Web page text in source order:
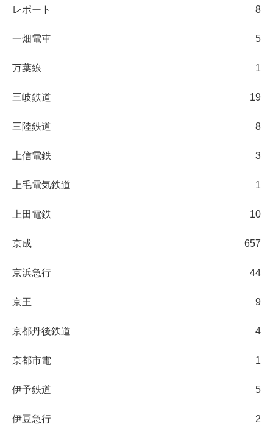
レポート 8
一畑電車 5
万葉線 1
三岐鉄道 19
三陸鉄道 8
上信電鉄 3
上毛電気鉄道 1
上田電鉄 10
京成 657
京浜急行 44
京王 9
京都丹後鉄道 4
京都市電 1
伊予鉄道 5
伊豆急行 2